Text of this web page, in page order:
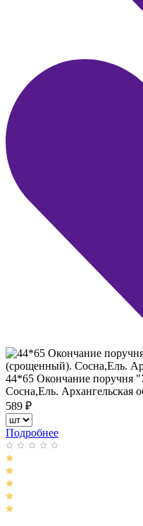
44*65 Окончание поручня
Сосна,Ель. Архангельская
589 ₽
Подробнее